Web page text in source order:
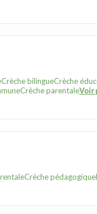
Crèche bilingueCrèche
Crèche parentaleVoir
Crèche pédagogique